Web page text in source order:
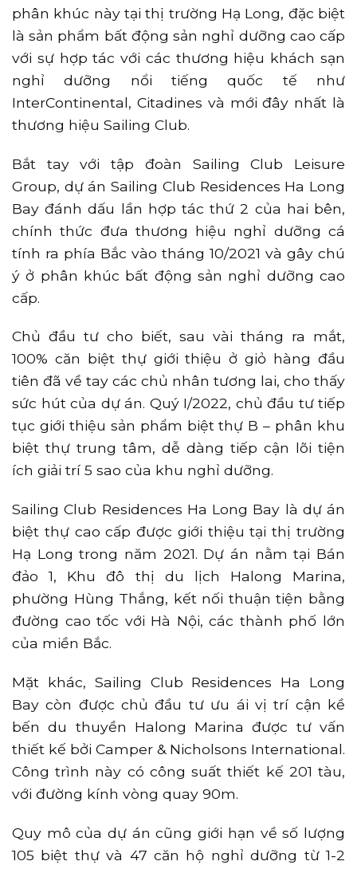
phân khúc này tại thị trường Hạ Long, đặc biệt
là sản phẩm bất động sản nghỉ dưỡng cao cấp
với sự hợp tác với các thương hiệu khách sạn
nghỉ dưỡng nổi tiếng quốc tế như
InterContinental, Citadines và mới đây nhất là
thương hiệu Sailing Club.
Bắt tay với tập đoàn Sailing Club Leisure
Group, dự án Sailing Club Residences Ha Long
Bay đánh dấu lần hợp tác thứ 2 của hai bên,
chính thức đưa thương hiệu nghỉ dưỡng cá
tính ra phía Bắc vào tháng 10/2021 và gây chú
ý ở phân khúc bất động sản nghỉ dưỡng cao
cấp.
Chủ đầu tư cho biết, sau vài tháng ra mắt,
100% căn biệt thự giới thiệu ở giỏ hàng đầu
tiên đã về tay các chủ nhân tương lai, cho thấy
sức hút của dự án. Quý I/2022, chủ đầu tư tiếp
tục giới thiệu sản phẩm biệt thự B – phân khu
biệt thự trung tâm, dễ dàng tiếp cận lõi tiện
ích giải trí 5 sao của khu nghỉ dưỡng.
Sailing Club Residences Ha Long Bay là dự án
biệt thự cao cấp được giới thiệu tại thị trường
Hạ Long trong năm 2021. Dự án nằm tại Bán
đảo 1, Khu đô thị du lịch Halong Marina,
phường Hùng Thắng, kết nối thuận tiện bằng
đường cao tốc với Hà Nội, các thành phố lớn
của miền Bắc.
Mặt khác, Sailing Club Residences Ha Long
Bay còn được chủ đầu tư ưu ái vị trí cận kề
bến du thuyền Halong Marina được tư vấn
thiết kế bởi Camper & Nicholsons International.
Công trình này có công suất thiết kế 201 tàu,
với đường kính vòng quay 90m.
Quy mô của dự án cũng giới hạn về số lượng
105 biệt thự và 47 căn hộ nghỉ dưỡng từ 1-2